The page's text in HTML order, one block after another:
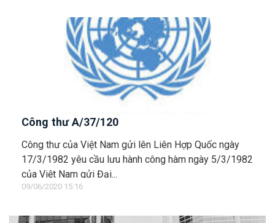
Công thư A/37/120
Công thư của Việt Nam gửi lên Liên Hợp Quốc ngày
17/3/1982 yêu cầu lưu hành công hàm ngày 5/3/1982
của Việt Nam gửi Đại...
09/06/2020 15:16